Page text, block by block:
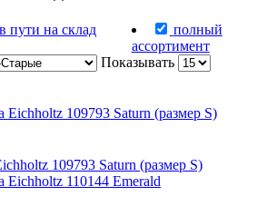
пути на склад
полный
ассортимент
Показывать
109793 Saturn (размер S)